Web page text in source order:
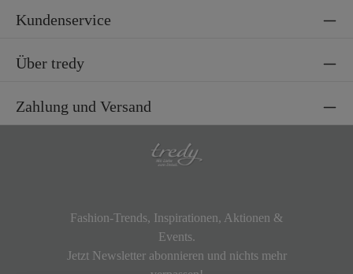
Kundenservice
Über tredy
Zahlung und Versand
Fashion-Trends, Inspirationen, Aktionen &
Events.
Jetzt Newsletter abonnieren und nichts mehr